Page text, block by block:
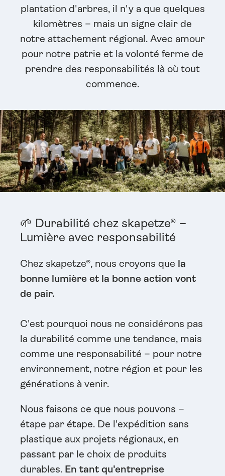
plantation d'arbres, il n'y a que quelques
kilomètres – mais un signe clair de
notre attachement régional. Avec amour
pour notre patrie et la volonté ferme de
prendre des responsabilités là où tout
commence.
🌱 Durabilité chez skapetze® –
Lumière avec responsabilité
Chez skapetze®, nous croyons que la
bonne lumière et la bonne action vont
de pair.
C'est pourquoi nous ne considérons pas
la durabilité comme une tendance, mais
comme une responsabilité – pour notre
environnement, notre région et pour les
générations à venir.
Nous faisons ce que nous pouvons –
étape par étape. De l'expédition sans
plastique aux projets régionaux, en
passant par le choix de produits
durables. En tant qu'entreprise